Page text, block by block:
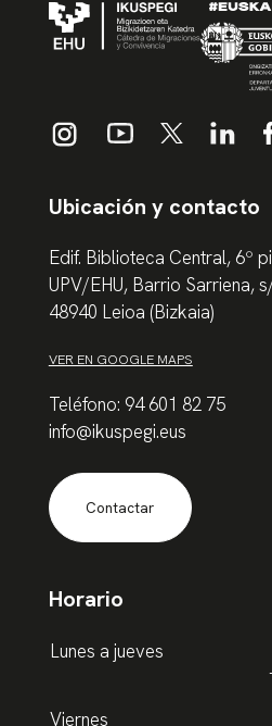
Ubicación y contacto
Edif. Biblioteca Central, 6º
UPV/EHU, Barrio Sarriena,
48940 Leioa (Bizkaia)
VER EN GOOGLE MAPS
Teléfono: 94 601 82 75
info@ikuspegi.eus
Contactar
Horario
Lunes a jueves
Viernes